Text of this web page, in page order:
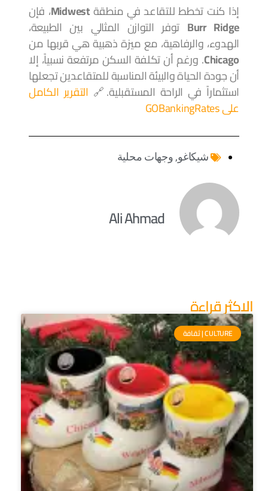
إذا كنت تخطط للتقاعد في منطقةMidwest، فإن
Burr Ridgeتوفر التوازن المثالي بين الطبيعة،
الهدوء، والرفاهية، مع ميزة ذهبية هي قربها من
Chicago. ورغم أن تكلفة السكن مرتفعة نسبياً، إلا
أن جودة الحياة والبيئة المناسبة للمتقاعدين تجعلها
استثماراً في الراحة المستقبلية.🔗التقرير الكامل
على GOBankingRates
شيكاغو, وجهات محلية
Ali Ahmad
الاكثر قراءة
CULTURE | ثقافة